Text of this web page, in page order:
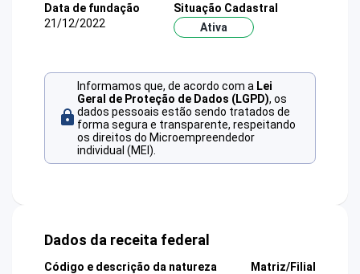
Data de fundação
21/12/2022
Situação Cadastral
Ativa
Informamos que, de acordo com a Lei
Geral de Proteção de Dados (LGPD), os
dados pessoais estão sendo tratados de
forma segura e transparente, respeitando
os direitos do Microempreendedor
individual (MEI).
Dados da receita federal
Código e descrição da natureza
Matriz/Filial